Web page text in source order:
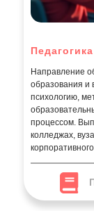
Педагогика
Направление
образования и
психологию,
процессом.
колледжах,